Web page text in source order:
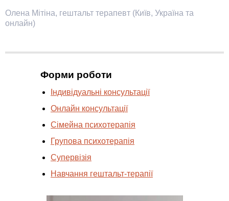
Олена Мітіна, гештальт терапевт (Київ, Україна та
онлайн)
Форми роботи
Індивідуальні консультації
Онлайн консультації
Сімейна психотерапія
Групова психотерапія
Супервізія
Навчання гештальт-терапії